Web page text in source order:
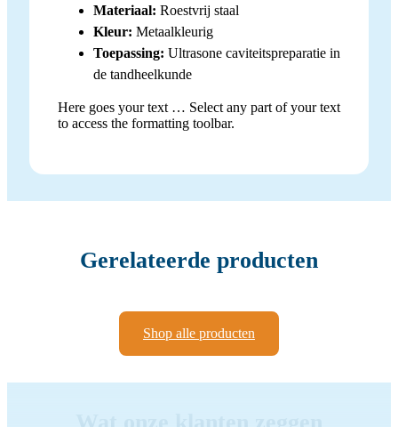
Materiaal: Roestvrij staal
Kleur: Metaalkleurig
Toepassing: Ultrasone caviteitspreparatie in
de tandheelkunde
Here goes your text … Select any part of your text
to access the formatting toolbar.
Gerelateerde producten
Shop alle producten